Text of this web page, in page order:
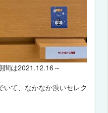
間は2021.12.16～
て、なかなか渋いセレク